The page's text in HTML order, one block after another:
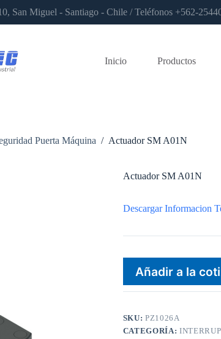
San Miguel - Santiago - Chile / Teléfonos +562-
Inicio Productos
Puerta Máquina / Actuador SM A01N
Actuador SM A01N
Descargar Informacion
Añadir a la
SKU:PZ1026A
CATEGORÍA: